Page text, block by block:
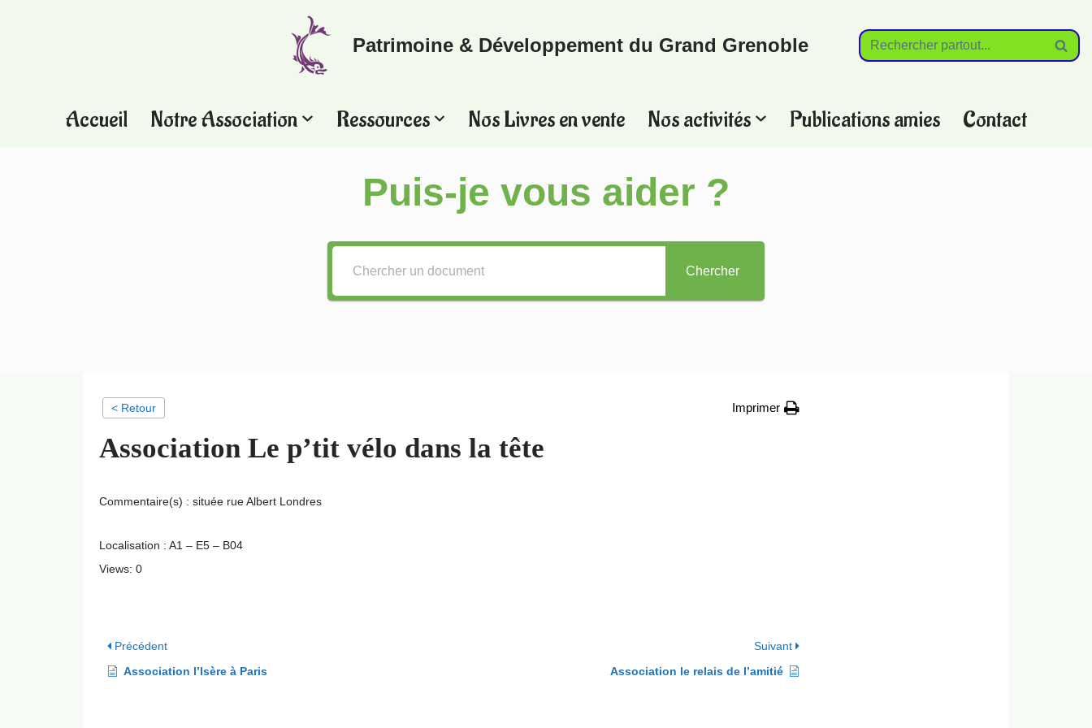
Patrimoine & Développement du Grand Grenoble
Accueil Notre Association Ressources Nos Livres en vente Nos activités Publications amies Contact
Puis-je vous aider ?
Chercher
< Retour Imprimer
Association Le p’tit vélo dans la tête
Commentaire(s) : située rue Albert Londres
Localisation : A1 – E5 – B04
Views: 0
Précédent
Association l’Isère à Paris
Suivant
Association le relais de l’amitié